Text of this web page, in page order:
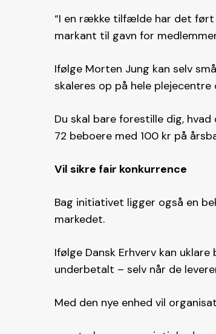
“I en række tilfælde har det
markant til gavn for
Ifølge Morten Jung kan selv
skaleres op på hele
Du skal bare forestille dig,
72 beboere med 100 kr på
Vil sikre fair konkurrence
Bag initiativet ligger også en
markedet.
Ifølge Dansk Erhverv kan
underbetalt – selv når de
Med den nye enhed vil